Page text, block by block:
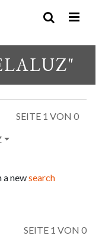
SEITE 1 VON 0
a newsearch
SEITE 1 VON 0